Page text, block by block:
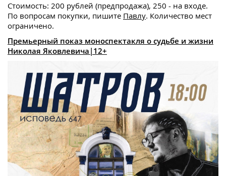
Стоимость: 200 рублей (предпродажа), 250 - на входе.
По вопросам покупки, пишите Павлу. Количество мест
ограничено.
Премьерный показ моноспектакля о судьбе и жизни
Николая Яковлевича|12+